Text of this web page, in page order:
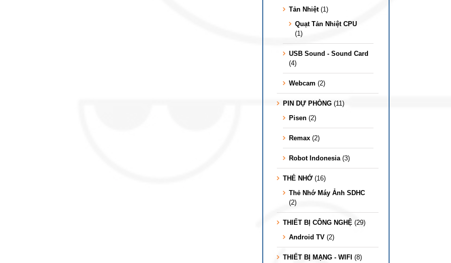
Tản Nhiệt (1)
Quạt Tản Nhiệt CPU
(1)
USB Sound - Sound Card
(4)
Webcam (2)
PIN DỰ PHÒNG (11)
Pisen (2)
Remax (2)
Robot Indonesia (3)
THẺ NHỚ (16)
Thẻ Nhớ Máy Ảnh SDHC
(2)
THIẾT BỊ CÔNG NGHỆ (29)
Android TV (2)
THIẾT BỊ MẠNG - WIFI (8)